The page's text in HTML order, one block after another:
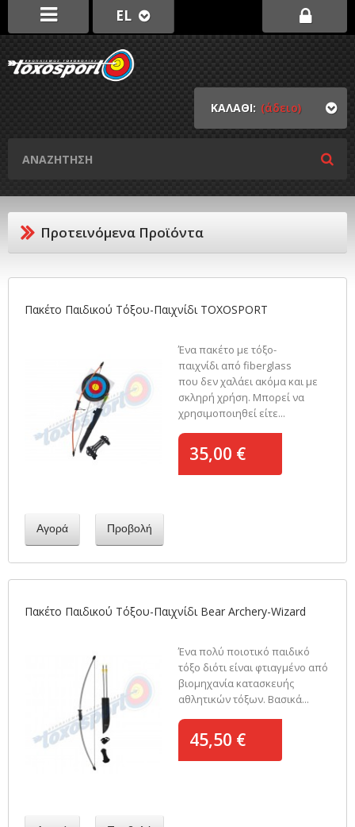
EL
ΚΑΛΑΘΙ: (άδειο)
Προτεινόμενα Προϊόντα
Πακέτο Παιδικού Τόξου-Παιχνίδι TOXOSPORT
Ένα πακέτο με τόξο-
παιχνίδι από fiberglass
που δεν χαλάει ακόμα και με
σκληρή χρήση. Μπορεί να
χρησιμοποιηθεί είτε...
35,00 €
Αγορά Προβολή
Πακέτο Παιδικού Τόξου-Παιχνίδι Bear Archery-Wizard
Ένα πολύ ποιοτικό παιδικό
τόξο διότι είναι φτιαγμένο από
βιομηχανία κατασκευής
αθλητικών τόξων. Βασικά...
45,50 €